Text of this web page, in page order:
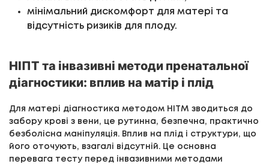
мінімальний дискомфорт для матері та
відсутність ризиків для плоду.
НІПТ та інвазивні методи пренатальної
діагностики: вплив на матір і плід
Для матері діагностика методом НІТМ зводиться до
забору крові з вени, це рутинна, безпечна, практично
безболісна маніпуляція. Вплив на плід і структури, що
його оточують, взагалі відсутній. Це основна
перевага тесту перед інвазивними методами